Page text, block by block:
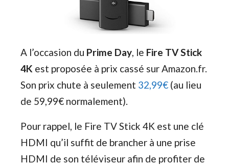
A l’occasion du Prime Day, le Fire TV Stick
4K est proposée à prix cassé sur Amazon.fr.
Son prix chute à seulement 32,99€ (au lieu
de 59,99€ normalement).
Pour rappel, le Fire TV Stick 4K est une clé
HDMI qu’il suffit de brancher à une prise
HDMI de son téléviseur afin de profiter de